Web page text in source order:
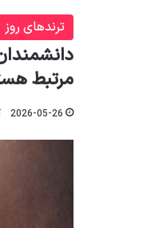
ترندهای روز
مرتبط
2026-05-26